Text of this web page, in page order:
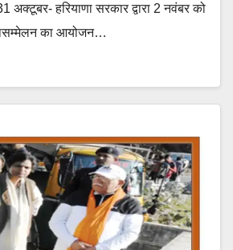
अक्टूबर- हरियाणा सरकार द्वारा 2 नवंबर को
का आयोजन…